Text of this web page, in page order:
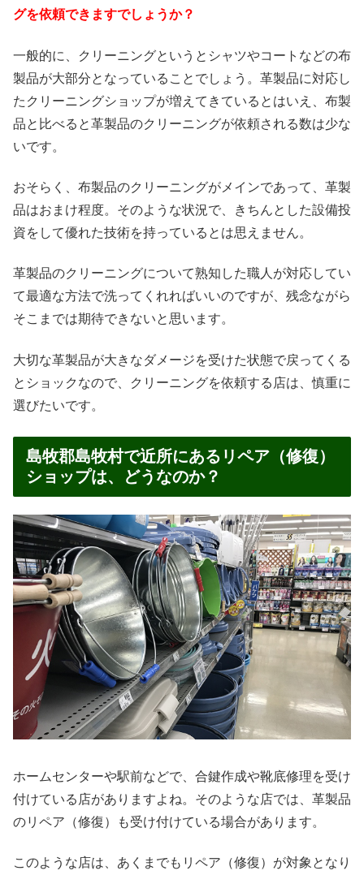
グを依頼できますでしょうか？
一般的に、クリーニングというとシャツやコートなどの布
製品が大部分となっていることでしょう。革製品に対応し
たクリーニングショップが増えてきているとはいえ、布製
品と比べると革製品のクリーニングが依頼される数は少な
いです。
おそらく、布製品のクリーニングがメインであって、革製
品はおまけ程度。そのような状況で、きちんとした設備投
資をして優れた技術を持っているとは思えません。
革製品のクリーニングについて熟知した職人が対応してい
て最適な方法で洗ってくれればいいのですが、残念ながら
そこまでは期待できないと思います。
大切な革製品が大きなダメージを受けた状態で戻ってくる
とショックなので、クリーニングを依頼する店は、慎重に
選びたいです。
島牧郡島牧村で近所にあるリペア（修復）
ショップは、どうなのか？
ホームセンターや駅前などで、合鍵作成や靴底修理を受け
付けている店がありますよね。そのような店では、革製品
のリペア（修復）も受け付けている場合があります。
このような店は、あくまでもリペア（修復）が対象となり